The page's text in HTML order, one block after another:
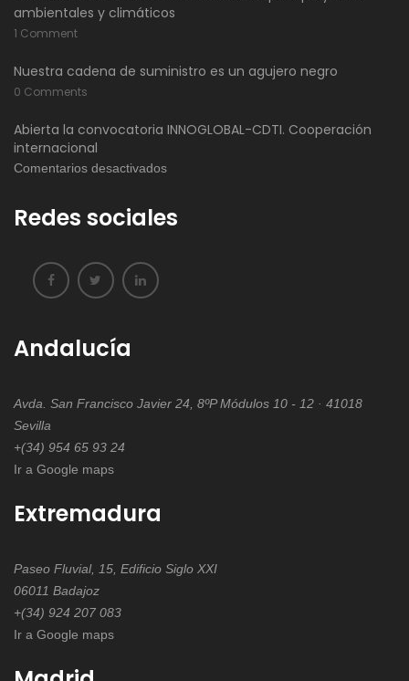
ambientales y climáticos
1 Comment
Nuestra cadena de suministro es un agujero negro
0 Comments
Abierta la convocatoria INNOGLOBAL-CDTI. Cooperación
internacional
Comentarios desactivadosen
la
Redes sociales
Andalucía
Avda. San Francisco Javier 24, 8ºP Módulos 10 - 12 · 41018
Sevilla
+(34) 954 65 93 24
Ir a Google maps
Extremadura
Paseo Fluvial, 15, Edificio Siglo XXI
06011 Badajoz
+(34) 924 207 083
Ir a Google maps